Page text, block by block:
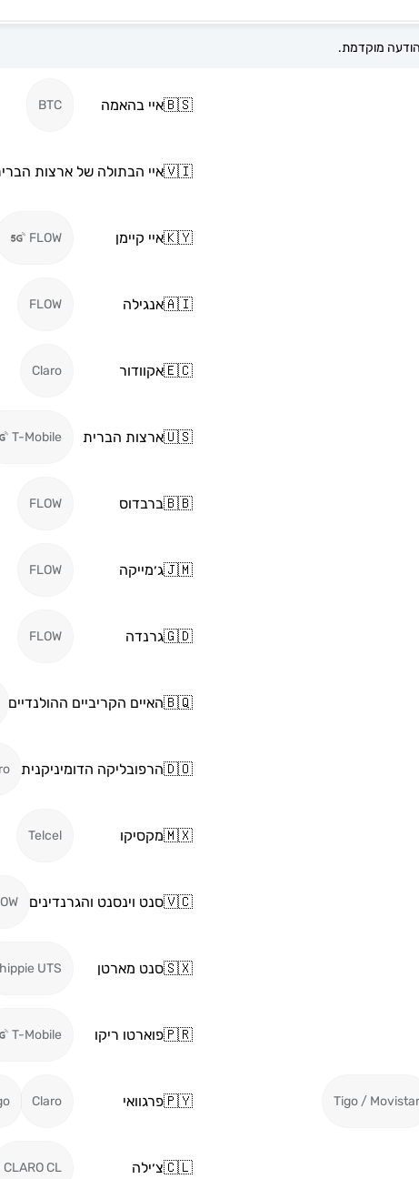
🇧🇸איי בהאמה BTC
🇻🇮איי הבתולה של ארצות
🇰🇾איי קיימן FLOW
🇦🇮אנגילה FLOW
🇪🇨אקוודור Claro
🇺🇸ארצות הברית T-Mobile
🇧🇧ברבדוס FLOW
🇯🇲ג׳מייקה FLOW
🇬🇩גרנדה FLOW
🇧🇶האיים הקריביים ההולנדיים
🇩🇴הרפובליקה הדומיניקנית
🇲🇽מקסיקו Telcel
🇻🇨סנט וינסנט והגרנדינים
🇸🇽סנט מארטן UTS
🇵🇷פוארטו ריקו T-Mobile
Tigo / Movistar
🇵🇾פרגוואי Claro
🇨🇱צ׳ילה CLARO CL